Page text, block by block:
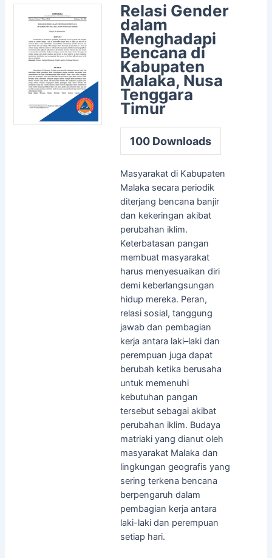
Relasi Gender
dalam
Menghadapi
Bencana di
Kabupaten
Malaka, Nusa
Tenggara
Timur
100Downloads
Masyarakat di Kabupaten
Malaka secara periodik
diterjang bencana banjir
dan kekeringan akibat
perubahan iklim.
Keterbatasan pangan
membuat masyarakat
harus menyesuaikan diri
demi keberlangsungan
hidup mereka. Peran,
relasi sosial, tanggung
jawab dan pembagian
kerja antara laki–laki dan
perempuan juga dapat
berubah ketika berusaha
untuk memenuhi
kebutuhan pangan
tersebut sebagai akibat
perubahan iklim. Budaya
matriaki yang dianut oleh
masyarakat Malaka dan
lingkungan geografis yang
sering terkena bencana
berpengaruh dalam
pembagian kerja antara
laki-laki dan perempuan
setiap hari.